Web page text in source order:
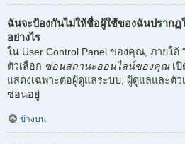
ฉันจะป้องกันไม่ให้ชื่อผู้ใช้ของฉันปรากฏ
อย่างไร
ใน User Control Panel ของคุณ, ภายใ
ตัวเลือก ซ่อนสถานะออนไลน์ของคุณเปิ
แสดงเฉพาะต่อผู้ดูแลระบบ, ผู้ดูแลและตั
ซ่อนอยู่
ข้างบน